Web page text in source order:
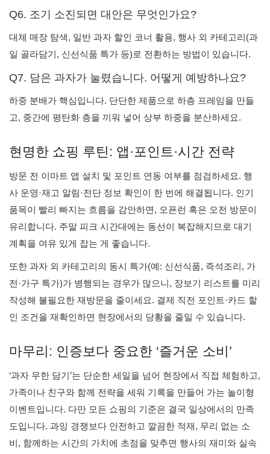
Q6. 조기 소진되면 대안은 무엇인가요?
대체 매장 탐색, 일반 과자 할인 코너 활용, 행사 외 카테고리(과
일 골라담기, 신선식품 특가 등)로 전환하는 방법이 있습니다.
Q7. 담은 과자가 눌렸습니다. 어떻게 예방하나요?
하중 분배가 핵심입니다. 단단한 제품으로 하층 프레임을 만들
고, 중간에 평탄화 층을 끼워 넣어 상부 하중을 분산하세요.
현명한 쇼핑 루틴: 앱·포인트·시간 전략
방문 전 이마트 앱 설치 및 포인트 연동 여부를 점검하세요. 행
사 운영·재고 알림·전단 정보 확인이 한 번에 해결됩니다. 인기
품목이 빨리 빠지는 흐름을 감안하면, 오픈런 혹은 오전 방문이
유리합니다. 주말 피크 시간대에는 동선이 복잡해지므로 대기
계획을 여유 있게 잡는 게 좋습니다.
또한 과자 외 카테고리의 동시 특가(예: 신선식품, 즉석조리, 가
전·가구 특가)가 병행되는 경우가 많으니, 장보기 리스트를 미리
작성해 불필요한 재방문을 줄이세요. 결제 직전 포인트·카드 할
인 조건을 재확인하면 현장에서의 당황을 줄일 수 있습니다.
마무리: 인증보다 중요한 ‘즐거운 소비’
‘과자 무한 담기’는 단순한 세일을 넘어 현장에서 직접 체험하고,
가족이나 친구와 함께 전략을 세워 기록을 만들어 가는 놀이형
이벤트입니다. 다만 모든 쇼핑의 기준은 결국 일상에서의 만족
도입니다. 과잉 경쟁보다 안전하고 깔끔한 적재, 무리 없는 소
비, 함께하는 시간의 가치에 초점을 맞추면 행사의 재미와 실속